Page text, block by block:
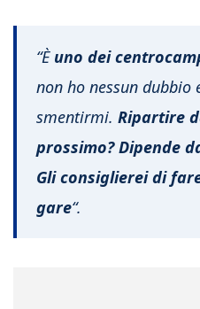
“È uno dei
non ho nessun dubbio
smentirmi. Ripartire
prossimo? Dipende
Gli consiglierei di
gare“.